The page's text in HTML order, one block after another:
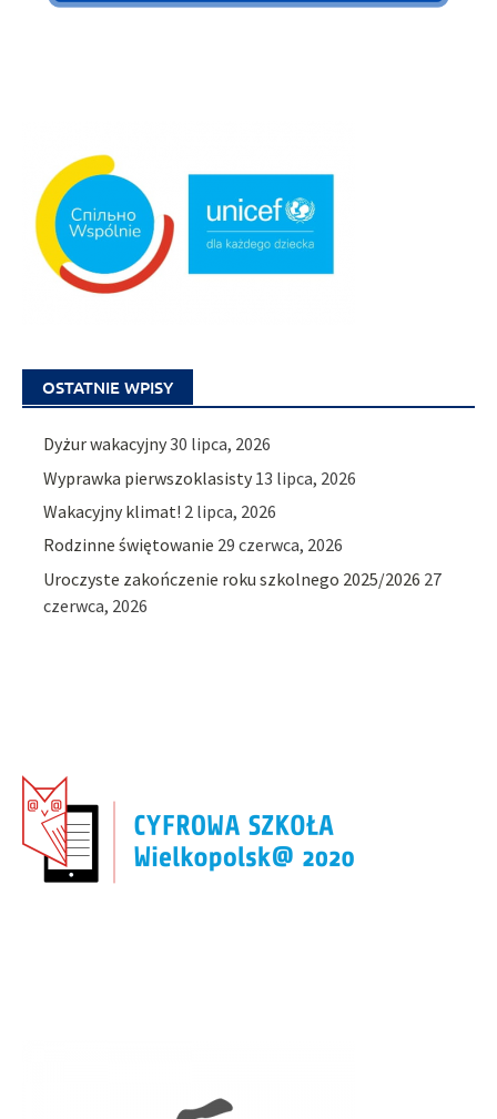
OSTATNIE WPISY
Dyżur wakacyjny30 lipca, 2026
Wyprawka pierwszoklasisty 13 lipca, 2026
Wakacyjny klimat! 2 lipca, 2026
Rodzinne świętowanie 29 czerwca, 2026
Uroczyste zakończenie roku szkolnego 2025/2026 27
czerwca, 2026